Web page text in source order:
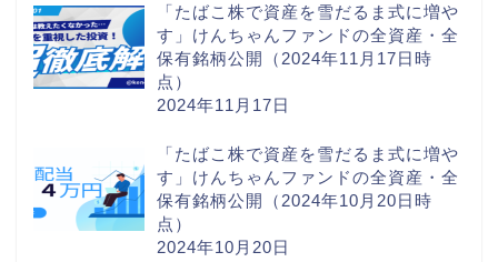
「たばこ株で資産を雪だるま式に増や
す」けんちゃんファンドの全資産・全
保有銘柄公開（2024年11月17日時
点）
2024年11月17日
「たばこ株で資産を雪だるま式に増や
す」けんちゃんファンドの全資産・全
保有銘柄公開（2024年10月20日時
点）
2024年10月20日
株
投資ツール